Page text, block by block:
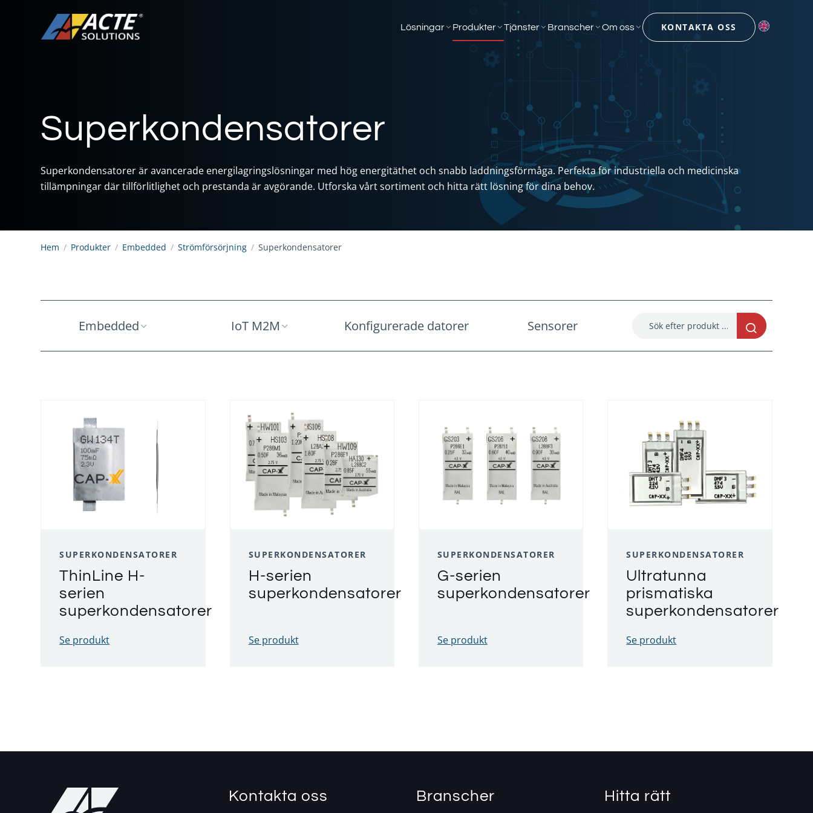
Lösningar Produkter Tjänster Branscher Om oss KONTAKTA OSS
Superkondensatorer
Superkondensatorer är avancerade energilagringslösningar med hög energitäthet och snabb laddningsförmåga. Perfekta för industriella och medicinska
tillämpningar där tillförlitlighet och prestanda är avgörande. Utforska vårt sortiment och hitta rätt lösning för dina behov.
Hem / Produkter / Embedded / Strömförsörjning / Superkondensatorer
Embedded IoT M2M Konfigurerade datorer Sensorer
SUPERKONDENSATORER
ThinLine H-
serien
superkondensatorer
Se produkt
SUPERKONDENSATORER
H-serien
superkondensatorer
Se produkt
SUPERKONDENSATORER
G-serien
superkondensatorer
Se produkt
SUPERKONDENSATORER
Ultratunna
prismatiska
superkondensatorer
Se produkt
Kontakta oss Branscher Hitta rätt